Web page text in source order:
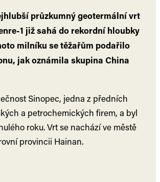
průzkumný geotermální vrt
1 již sahá do rekordní hloubky
milníku se těžařům podařilo
jak oznámila skupina China
Sinopec, jedna z předních
a petrochemických firem, a byl
roku. Vrt se nachází ve městě
provincii Hainan.